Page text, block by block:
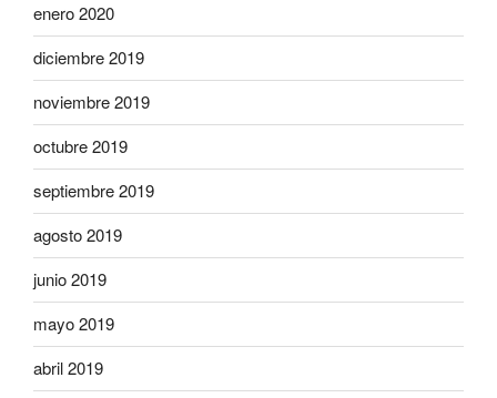
enero 2020
diciembre 2019
noviembre 2019
octubre 2019
septiembre 2019
agosto 2019
junio 2019
mayo 2019
abril 2019